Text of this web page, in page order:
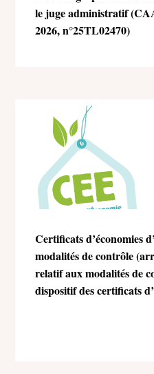
le juge administratif
2026, n°25TL02470)
Certificats d’économies
modalités de contrôle
relatif aux modalités de
dispositif des certificats